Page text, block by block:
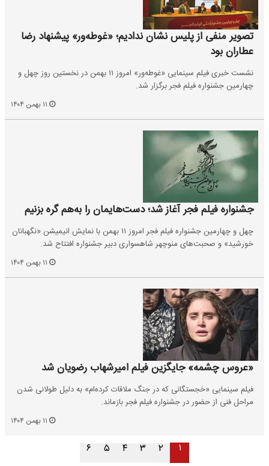
تصویر منفی از پلیس نشان ندادیم؛ «غوطه‌ور» پیشنهاد رضا
عطاران بود
نشست خبری فیلم سینمایی «غوطه‌ور» امروز ۱۱ بهمن در نخستین روز چهل و
چهارمین جشنواره فیلم فجر برگزار شد.
جشنواره فیلم فجر آغاز شد؛ دست‌هایمان را به‌هم گره بزنیم
چهل و چهارمین جشنواره فیلم فجر امروز ۱۱ بهمن با نمایش انیمیشن «نگهبانان
خورشید» و صحبت‌های منوچهر شاهسواری دبیر جشنواره افتتاح شد.
«عروس چشمه» جایگزین فیلم امیرشهاب رضویان شد
فیلم سینمایی «خجستگانی که در جنگ ملاقات کرده‌ام» به دلیل طولانی شدن
مراحل فنی از حضور در جشنواره فیلم فجر بازماند.
۱ ۲ ۳ ۴ ۵ ۶